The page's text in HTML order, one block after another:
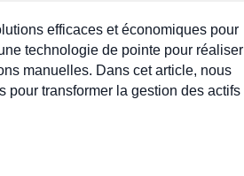
efficaces et économiques pour
technologie de pointe pour réaliser
manuelles. Dans cet article, nous
pour transformer la gestion des actifs